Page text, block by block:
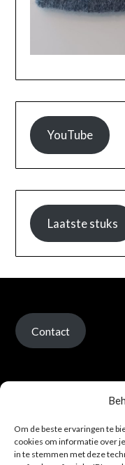
Om de beste ervaringen te
cookies om informatie over
in te stemmen met deze
YouTube
Laatste stuks
Contact
Verzenden en